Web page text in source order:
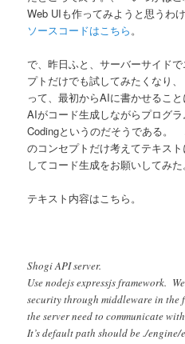
Web UIも作ってみようと思うわけ
ソースコードはこちら。
で、昨日ふと、サーバーサイド
プトだけでも試してみたくなり
って、最初からAIに書かせるこ
AIがコード生成しながらプログ
Codingというのだそうである。
のコンセプトだけ考えてテキス
してコード生成をお願いしてみた。
テキスト内容はこちら。
Shogi API server.
Use nodejs expressjs framework.
security through middleware in the
the server need to communicate
It’s default path should be ./